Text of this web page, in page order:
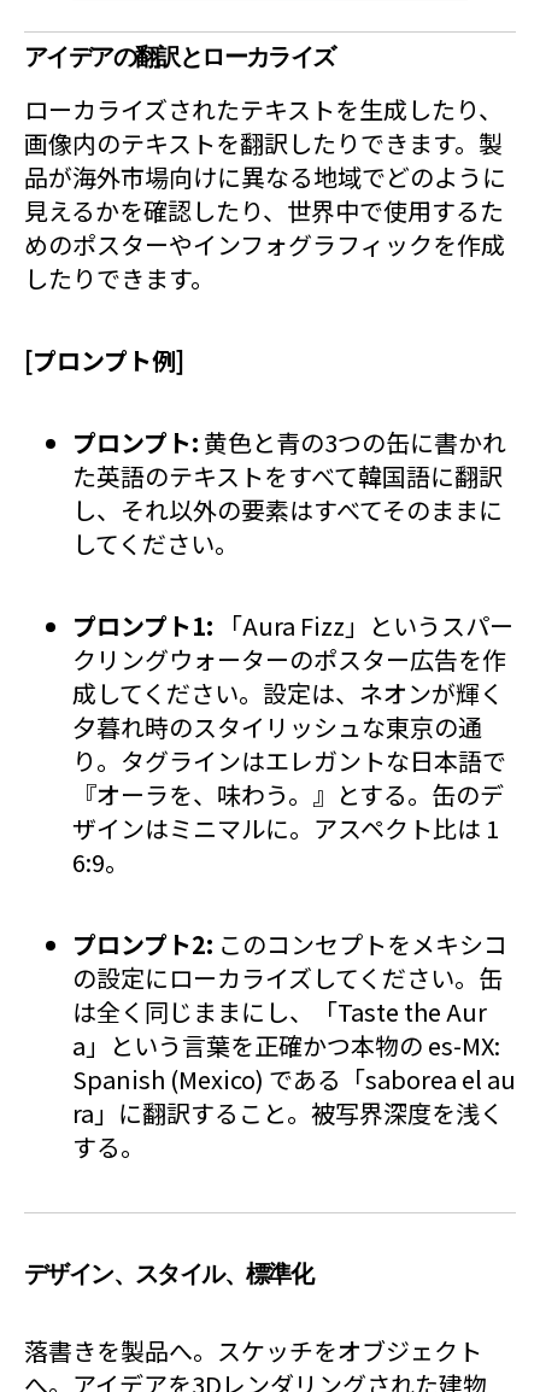
アイデアの翻訳とローカライズ
ローカライズされたテキストを生成したり、
画像内のテキストを翻訳したりできます。製
品が海外市場向けに異なる地域でどのように
見えるかを確認したり、世界中で使用するた
めのポスターやインフォグラフィックを作成
したりできます。
[プロンプト例]
プロンプト: 黄色と青の3つの缶に書かれ
た英語のテキストをすべて韓国語に翻訳
し、それ以外の要素はすべてそのままに
してください。
プロンプト1:
「Aura Fizz」というスパー
クリングウォーターのポスター広告を作
成してください。設定は、ネオンが輝く
夕暮れ時のスタイリッシュな東京の通
り。タグラインはエレガントな日本語で
『オーラを、味わう。』とする。缶のデ
ザインはミニマルに。アスペクト比は 1
6:9。
プロンプト2: このコンセプトをメキシコ
の設定にローカライズしてください。缶
は全く同じままにし、「Taste the Aur
a」という言葉を正確かつ本物の es-MX:
Spanish (Mexico) である「saborea el au
ra」に翻訳すること。被写界深度を浅く
する。
デザイン、スタイル、標準化
落書きを製品へ。スケッチをオブジェクト
へ。アイデアを3Dレンダリングされた建物